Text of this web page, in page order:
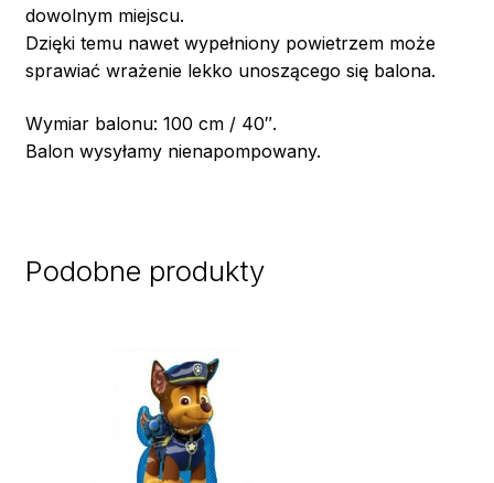
dowolnym miejscu.
Dzięki temu nawet wypełniony powietrzem może
sprawiać wrażenie lekko unoszącego się balona.
Wymiar balonu: 100 cm / 40″.
Balon wysyłamy nienapompowany.
Podobne produkty